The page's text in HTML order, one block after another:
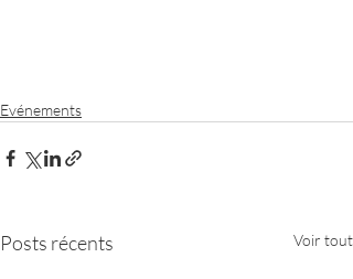
Evénements
Posts récents Voir tout